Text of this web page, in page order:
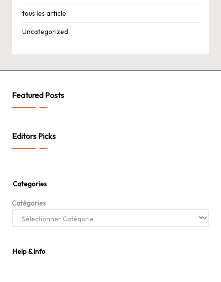
tous les article
Uncategorized
Featured Posts
Editors Picks
Categories
Catégories
Help & Info